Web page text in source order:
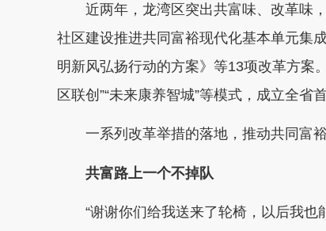
近两年，龙湾区突出共富味、改革味，
社区建设推进共同富裕现代化基本单元集
明新风弘扬行动的方案》等13项改革方案
区联创”“未来康养智城”等模式，成立全省
一系列改革举措的落地，推动共同富裕
共富路上一个不掉队
“谢谢你们给我送来了轮椅，以后我也